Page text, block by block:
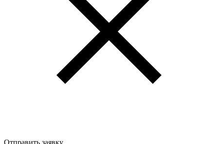
Отправить заявку